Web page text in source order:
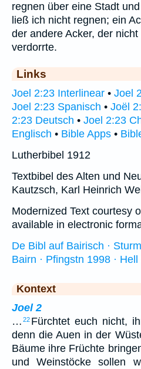
regnen über eine Stadt
ließ ich nicht regnen; ein
der andere Acker, der
verdorrte.
Links
Joel 2:23 Interlinear • Joel
Joel 2:23 Spanisch • Joël
2:23 Deutsch • Joel 2:23
Englisch • Bible Apps •
Lutherbibel 1912
Textbibel des Alten und
Kautzsch, Karl Heinrich
Modernized Text courtesy
available in electronic
De Bibl auf Bairisch ·
Bairn · Pfingstn 1998 ·
Kontext
Joel 2
… 22 Fürchtet euch nicht,
denn die Auen in der
Bäume ihre Früchte
und Weinstöcke sollen